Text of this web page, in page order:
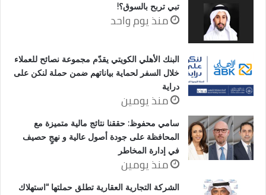
تبي تربح بالسوق؟!
منذ يوم واحد
البنك الأهلي الكويتي يقدّم مجموعة نصائح للعملاء
خلال السفر لحماية بياناتهم ضمن حملة لنكن على
دراية
منذ يومين
سامي محفوظ: حققنا نتائج مالية متميزة مع
المحافظة على جودة أصول عالية و نهجٍ حصيف
في إدارة المخاطر
منذ يومين
الشركة التجارية العقارية تطلق حملتها “استهلاك